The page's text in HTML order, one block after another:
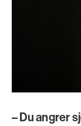
– Du angrer